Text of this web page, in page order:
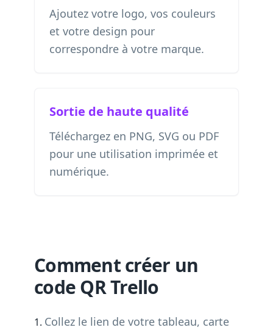
Ajoutez votre logo, vos couleurs
et votre design pour
correspondre à votre marque.
Sortie de haute qualité
Téléchargez en PNG, SVG ou PDF
pour une utilisation imprimée et
numérique.
Comment créer un
code QR Trello
Collez le lien de votre tableau, carte